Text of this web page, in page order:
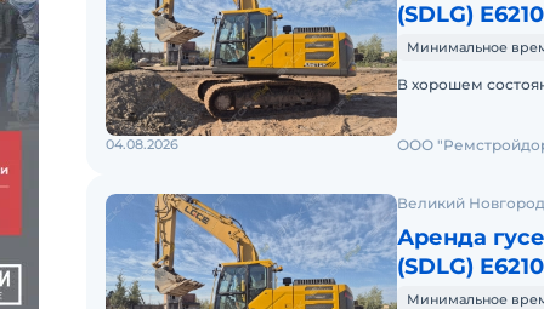
(SDLG)
Минимальное
В хорошем
04.08.2026 ООО
Великий Новгород
Аренда
(SDLG)
Минимальное